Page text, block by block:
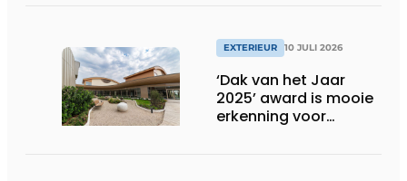
EXTERIEUR 10 JULI 2026
‘Dak van het Jaar
2025’ award is mooie
erkenning voor